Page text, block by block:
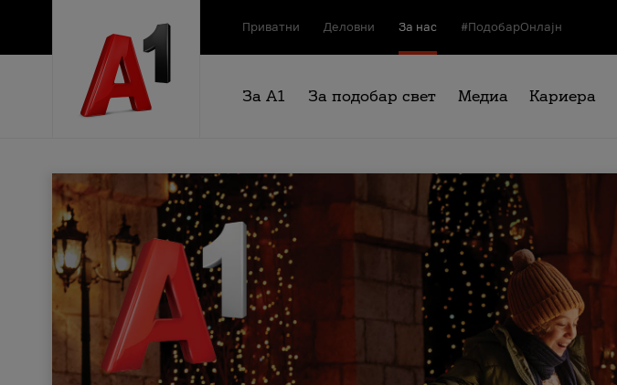
Приватни Деловни За нас #ПодобарОнлајн
За А1 За подобар свет Медиа Кариера